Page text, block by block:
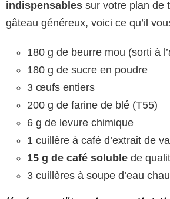
indispensables sur votre plan de
gâteau généreux, voici ce qu’il
180 g de beurre mou (sorti à
180 g de sucre en poudre
3 œufs entiers
200 g de farine de blé (T55)
6 g de levure chimique
1 cuillère à café d’extrait de
15 g de café soluble de
3 cuillères à soupe d’eau